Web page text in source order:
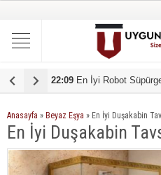
22:09 En İyi Robot
Anasayfa » Beyaz Eşya » En İyi Duşakabin
En İyi Duşakabin